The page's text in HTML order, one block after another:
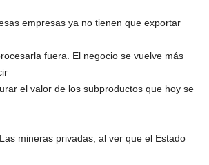
empresas ya no tienen que exportar
fuera. El negocio se vuelve más
el valor de los subproductos que hoy se
mineras privadas, al ver que el Estado